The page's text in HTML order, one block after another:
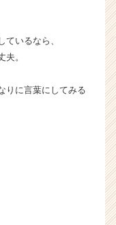
いるなら、
。
りに言葉にしてみる